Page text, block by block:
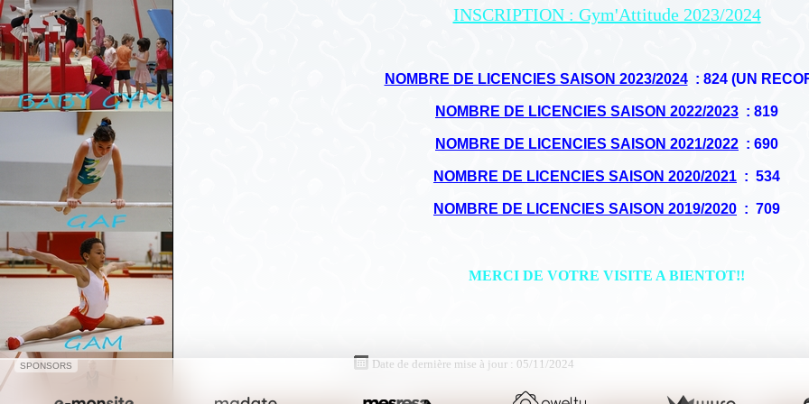
INSCRIPTION : Gym'Attitude 2023/2024
NOMBRE DE LICENCIES SAISON 2023/2024: 824 (UN
NOMBRE DE LICENCIES SAISON 2022/2023 : 819
NOMBRE DE LICENCIES SAISON 2021/2022 : 690
NOMBRE DE LICENCIES SAISON 2020/2021 : 534
NOMBRE DE LICENCIES SAISON 2019/2020 : 709
MERCI DE VOTRE VISITE A BIENTOT!!
Date de dernière mise à jour : 05/11/2024
SPONSORS